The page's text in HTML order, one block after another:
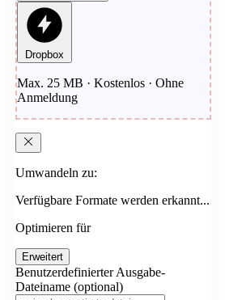
Dropbox
Max. 25 MB · Kostenlos · Ohne
Anmeldung
Umwandeln zu:
Verfügbare Formate werden erkannt...
Optimieren für
Erweitert
Benutzerdefinierter Ausgabe-
Dateiname (optional)